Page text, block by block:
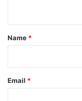
*
Name *
Email *